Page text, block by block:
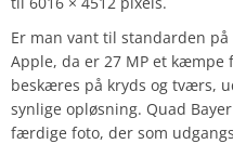
Er man vant til standarden på
Apple, da er 27 MP et
beskæres på kryds og tværs,
synlige opløsning. Quad
færdige foto, der som